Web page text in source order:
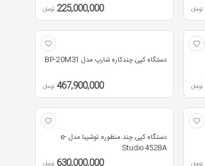
تومان 225,000,000 تومان
تومان
دستگاه کپی چندکاره شارپ مدل BP-20M31
467,900,000 تومان
دستگاه کپی چند منظوره توشیبا مدل e-
Studio 4528A